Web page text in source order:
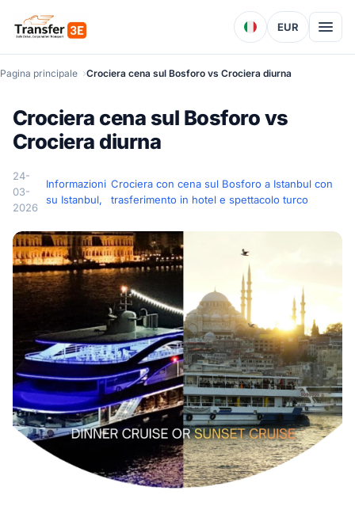
EUR
Pagina principale Crociera cena sul Bosforo vs Crociera diurna
Crociera cena sul Bosforo vs
Crociera diurna
24-
03-
2026
Informazioni
su Istanbul,
Crociera con cena sul Bosforo a Istanbul con
trasferimento in hotel e spettacolo turco